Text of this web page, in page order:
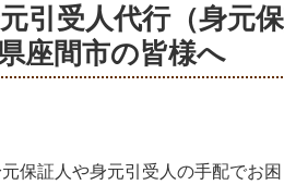
引受人代行（身元
県座間市の皆様へ
保証人や身元引受人の手配でお